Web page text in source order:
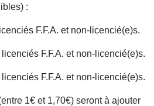
:
F.F.A. et non-licencié(e)s.
F.F.A. et non-licencié(e)s.
F.F.A. et non-licencié(e)s.
1€ et 1,70€) seront à ajouter